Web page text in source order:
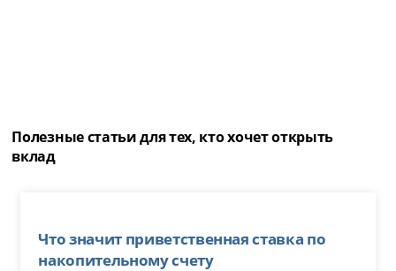
Полезные статьи для тех, кто хочет открыть
вклад
Что значит приветственная ставка по
накопительному счету